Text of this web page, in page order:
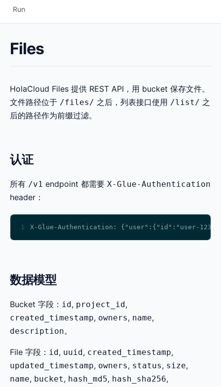
Run
Files
HolaCloud Files 提供 REST API，用 bucket 保存文件。
文件路径位于 /files/ 之后，列表接口使用 /list/ 之
后的路径作为前缀过滤。
认证
所有 /v1 endpoint 都需要 X-Glue-Authentication
header：
1
数据模型
Bucket 字段： id, project_id,
created_timestamp, owners, name,
description。
File 字段： id, uuid, created_timestamp,
updated_timestamp, owners, status, size,
name, bucket, hash_md5, hash_sha256,